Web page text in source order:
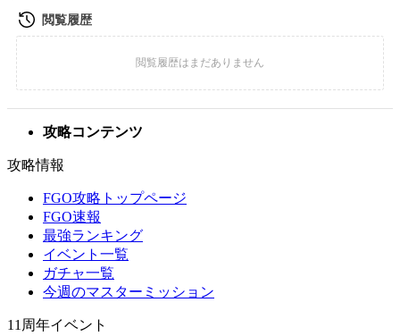
攻略コンテンツ
攻略情報
FGO攻略トップページ
FGO速報
最強ランキング
イベント一覧
ガチャ一覧
今週のマスターミッション
11周年イベント